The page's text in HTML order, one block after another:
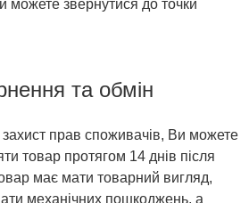
можете звернутися до точки
та обмін
захист прав споживачів, Ви можете
товар протягом 14 днів після
має мати товарний вигляд,
механічних пошкоджень, а